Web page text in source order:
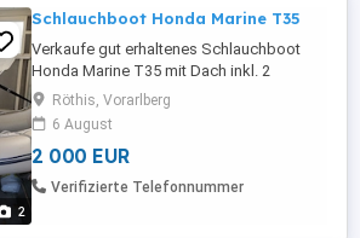
2
Schlauchboot Honda Marine T35
Verkaufe gut erhaltenes Schlauchboot
Honda Marine T35 mit Dach inkl. 2
Motoren: Elektromotor 24V 800W und
4takt Motor Honda 15 PS.
Röthis, Vorarlberg
6 August
2 000 EUR
Verifizierte Telefonnummer